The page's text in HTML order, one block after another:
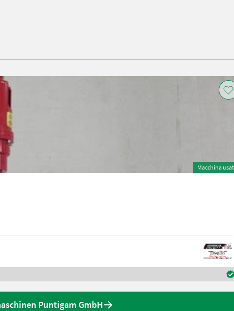
Macchina
Puntigam GmbH